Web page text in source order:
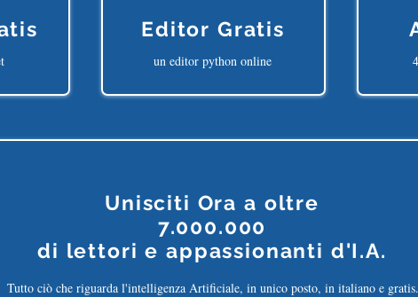
Editor Gratis
un editor python online
Unisciti Ora a oltre
7.000.000
di lettori e appassionanti d'I.A.
Tutto ciò che riguarda l'intelligenza Artificiale, in unico posto, in italiano e gratis.